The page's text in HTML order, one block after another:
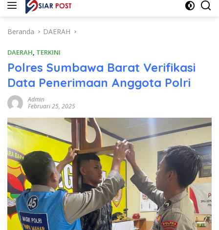
konten
Beranda DAERAH
DAERAH, TERKINI
Polres Sumbawa Barat Verifikasi
Data Penerimaan Anggota Polri
Admin
Februari 25, 2025